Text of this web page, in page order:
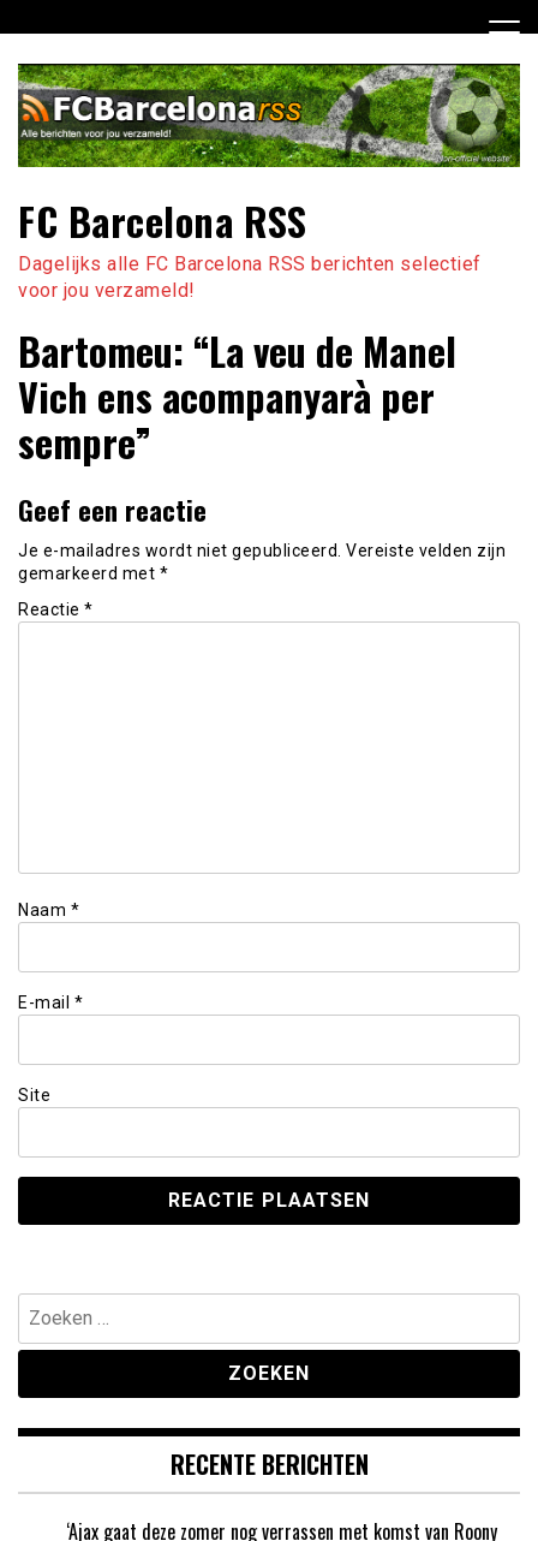
naar
inhoud
FC Barcelona RSS
Dagelijks alle FC Barcelona RSS berichten selectief
voor jou verzameld!
Bartomeu: “La veu de Manel
Vich ens acompanyarà per
sempre”
Geef een reactie
Je e-mailadres wordt niet gepubliceerd. Vereiste velden zijn
gemarkeerd met *
Reactie *
Naam *
E-mail *
Site
Zoeken
naar:
RECENTE BERICHTEN
‘Ajax gaat deze zomer nog verrassen met komst van Roony